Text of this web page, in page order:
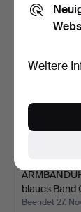
blaues Band
Beendet 27.
Weitere